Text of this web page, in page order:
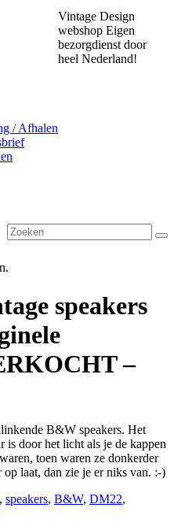
/ Afhalen
Zoek
naar:
Vintage Design
webshop Eigen
bezorgdienst door
heel Nederland!
speakers
–
B&W speakers. Het
is door het licht als je de kappen
toen waren ze donkerder
laat, dan zie je er niks van. :-)
, speakers, B&W, DM22,